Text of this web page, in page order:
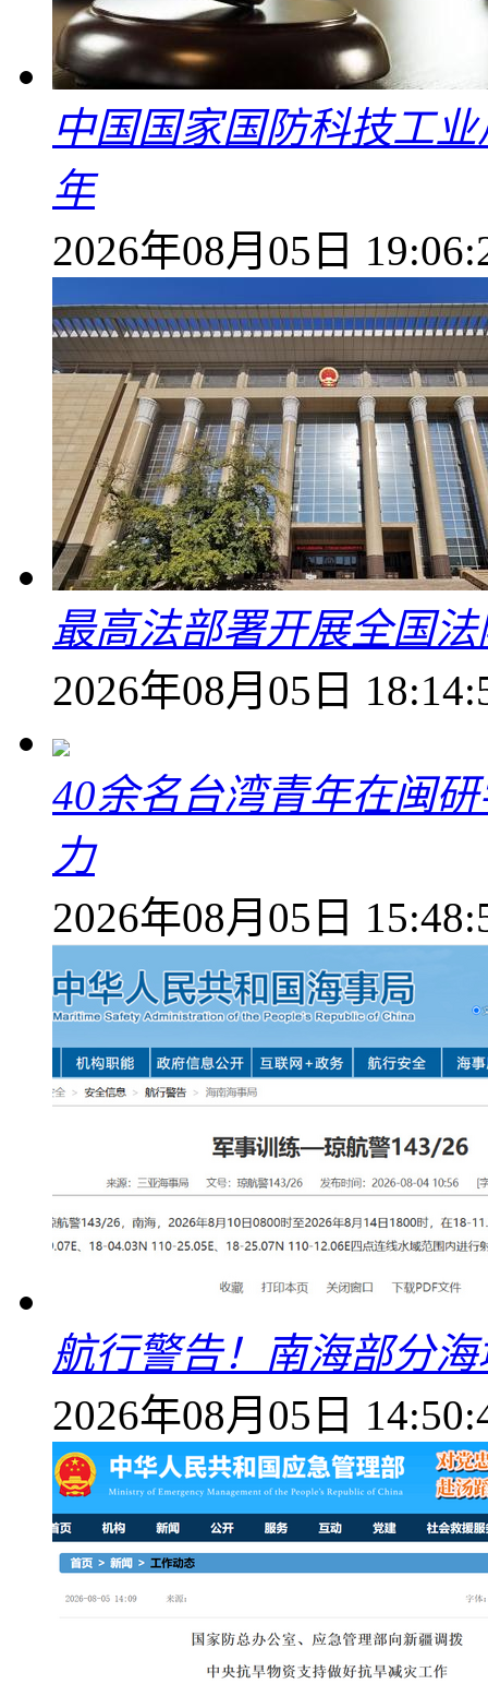
中国国家国防科技工
年
2026年08月05日
最高法部署开展全国
2026年08月05日
40余名台湾青年在闽
力
2026年08月05日
航行警告！南海部分
2026年08月05日